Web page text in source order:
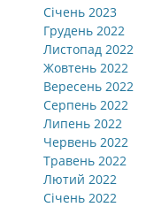
Січень 2023
Грудень 2022
Листопад 2022
Жовтень 2022
Вересень 2022
Серпень 2022
Липень 2022
Червень 2022
Травень 2022
Лютий 2022
Січень 2022